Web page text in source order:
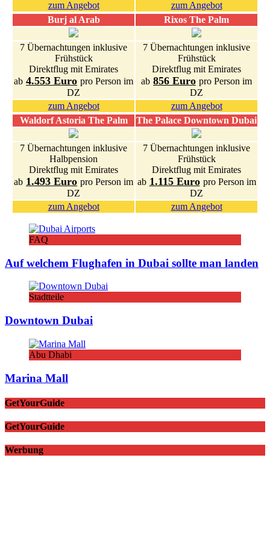
zum Angebot
zum Angebot
Burj al Arab
Rixos The Palm
7 Übernachtungen inklusive
Frühstück
Direktflug mit Emirates
ab 4.553 Euro pro Person im
DZ
7 Übernachtungen inklusive
Frühstück
Direktflug mit Emirates
ab 856 Euro pro Person im
DZ
zum Angebot
zum Angebot
Waldorf Astoria The Palm
The Palace Downtown Dubai
7 Übernachtungen inklusive
Halbpension
Direktflug mit Emirates
ab 1.493 Euro pro Person im
DZ
7 Übernachtungen inklusive
Frühstück
Direktflug mit Emirates
ab 1.115 Euro pro Person im
DZ
zum Angebot
zum Angebot
FAQ
Auf welchem Flughafen in Dubai sollte man landen
Stadtteile
Downtown Dubai
Abu Dhabi
Marina Mall
GetYourGuide
GetYourGuide
Werbung